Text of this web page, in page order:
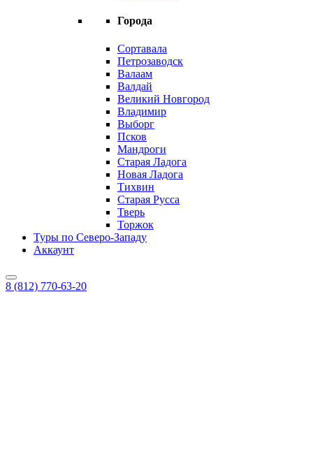
Города
Сортавала
Петрозаводск
Валаам
Валдай
Великий Новгород
Владимир
Выборг
Псков
Мандроги
Старая Ладога
Новая Ладога
Тихвин
Старая Русса
Тверь
Торжок
Туры по Северо-Западу
Аккаунт
8 (812) 770-63-20